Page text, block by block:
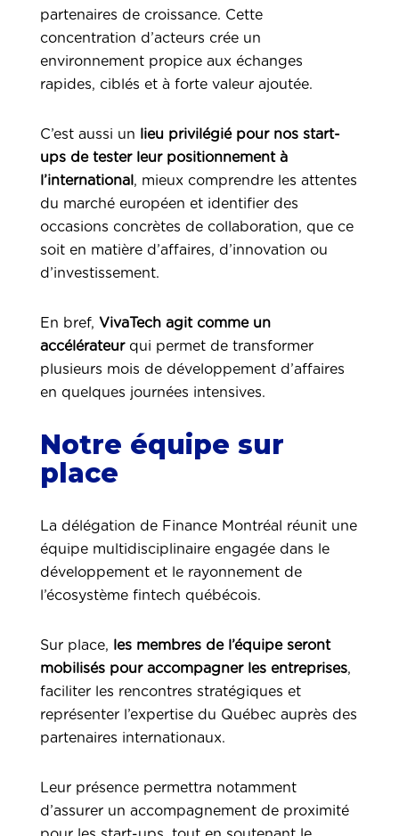
partenaires de croissance. Cette
concentration d’acteurs crée un
environnement propice aux échanges
rapides, ciblés et à forte valeur ajoutée.
C’est aussi un
lieu privilégié pour nos start-
ups de tester leur positionnement à
l’international , mieux comprendre les attentes
du marché européen et identifier des
occasions concrètes de collaboration, que ce
soit en matière d’affaires, d’innovation ou
d’investissement.
En bref, VivaTech agit comme un
accélérateurqui permet de transformer
plusieurs mois de développement d’affaires
en quelques journées intensives.
Notre équipe sur
place
La délégation de Finance Montréal réunit une
équipe multidisciplinaire engagée dans le
développement et le rayonnement de
l’écosystème fintech québécois.
Sur place,
les membres de l’équipe seront
mobilisés pour accompagner les entreprises,
faciliter les rencontres stratégiques et
représenter l’expertise du Québec auprès des
partenaires internationaux.
Leur présence permettra notamment
d’assurer un accompagnement de proximité